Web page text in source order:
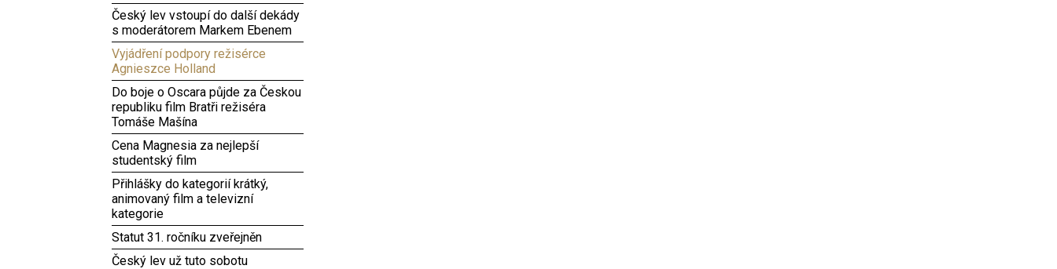
Český lev vstoupí do další dekády
s moderátorem Markem Ebenem
Vyjádření podpory režisérce
Agnieszce Holland
Do boje o Oscara půjde za Českou
republiku film Bratři režiséra
Tomáše Mašína
Cena Magnesia za nejlepší
studentský film
Přihlášky do kategorií krátký,
animovaný film a televizní
kategorie
Statut 31. ročníku zveřejněn
Český lev už tuto sobotu